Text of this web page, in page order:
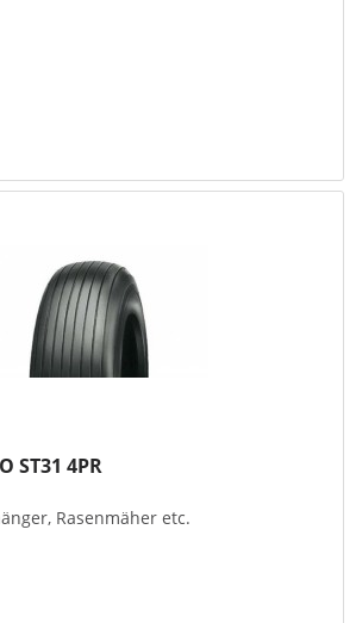
ST31 4PR
Rasenmäher etc.